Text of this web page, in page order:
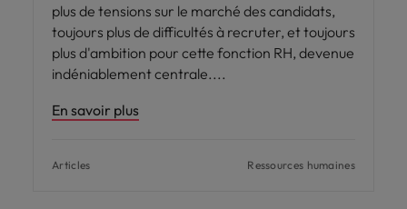
plus de tensions sur le marché des candidats,
toujours plus de difficultés à recruter, et toujours
plus d'ambition pour cette fonction RH, devenue
indéniablement centrale.
En savoir plus
Articles Ressources humaines